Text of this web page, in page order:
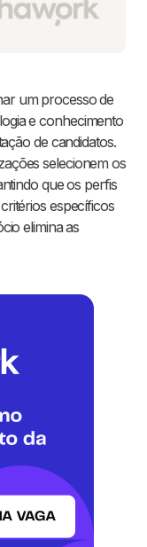
um processo de
e conhecimento
de candidatos.
selecionem os
que os perfis
específicos
elimina as